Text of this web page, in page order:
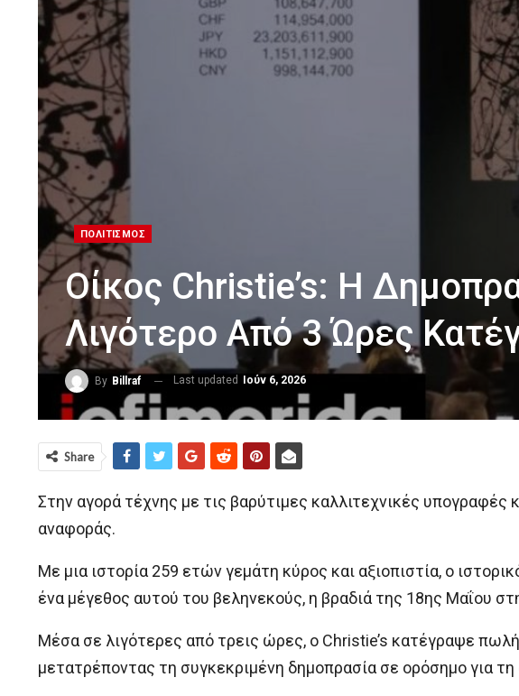
ΠΟΛΙΤΙΣΜΟΣ
Οίκος Christie’s: Η
Λιγότερο Από 3 Ώρες
By Billraf Last updated Ιούν 6, 2026
Share
Στην αγορά τέχνης με τις βαρύτιμες καλλιτεχνικές
αναφοράς.
Με μια ιστορία 259 ετών γεμάτη κύρος και αξιοπιστία, ο
ένα μέγεθος αυτού του βεληνεκούς, η βραδιά της 18ης Μαΐου
Μέσα σε λιγότερες από τρεις ώρες, ο Christie’s κατέγραψε
μετατρέποντας τη συγκεκριμένη δημοπρασία σε ορόσημο για τη